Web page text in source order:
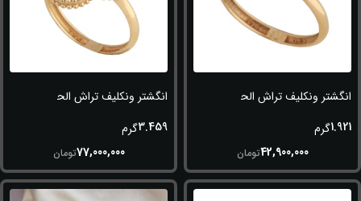
انگشتر ونکلیف تراش الحمبرا
1.921گرم
42,900,000تومان
انگشتر ونکلیف تراش الحمبرا
3.459گرم
77,000,000تومان